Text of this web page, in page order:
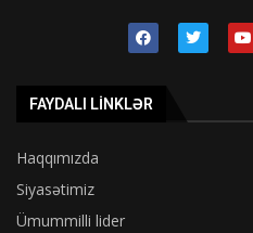
FAYDALI LINKLƏR
Haqqımızda
Siyasətimiz
Ümummilli lider